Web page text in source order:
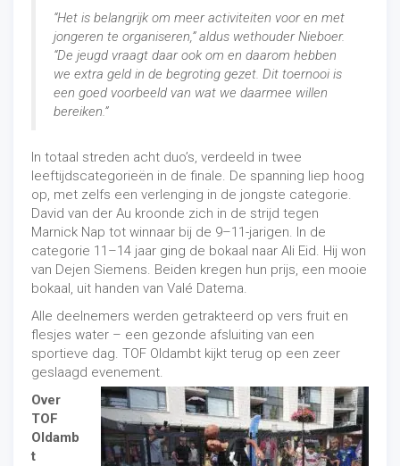
“Het is belangrijk om meer activiteiten voor en met
jongeren te organiseren,” aldus wethouder Nieboer.
“De jeugd vraagt daar ook om en daarom hebben
we extra geld in de begroting gezet. Dit toernooi is
een goed voorbeeld van wat we daarmee willen
bereiken.”
In totaal streden acht duo’s, verdeeld in twee
leeftijdscategorieën in de finale. De spanning liep hoog
op, met zelfs een verlenging in de jongste categorie.
David van der Au kroonde zich in de strijd tegen
Marnick Nap tot winnaar bij de 9–11-jarigen. In de
categorie 11–14 jaar ging de bokaal naar Ali Eid. Hij won
van Dejen Siemens. Beiden kregen hun prijs, een mooie
bokaal, uit handen van Valé Datema.
Alle deelnemers werden getrakteerd op vers fruit en
flesjes water – een gezonde afsluiting van een
sportieve dag. TOF Oldambt kijkt terug op een zeer
geslaagd evenement.
Over
TOF
Oldamb
t